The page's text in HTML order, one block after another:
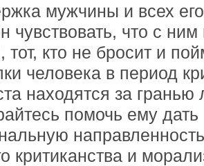
мужчины и всех
чувствовать, что с ним
тот, кто не бросит и
человека в период
находятся за гранью
помочь ему
критиканства и